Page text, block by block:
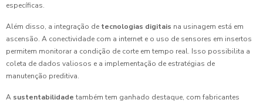
específicas.
Além disso, a integração de tecnologias digitais na usinagem está em
ascensão. A conectividade com a internet e o uso de sensores em insertos
permitem monitorar a condição de corte em tempo real. Isso possibilita a
coleta de dados valiosos e a implementação de estratégias de
manutenção preditiva.
A sustentabilidade também tem ganhado destaque, com fabricantes